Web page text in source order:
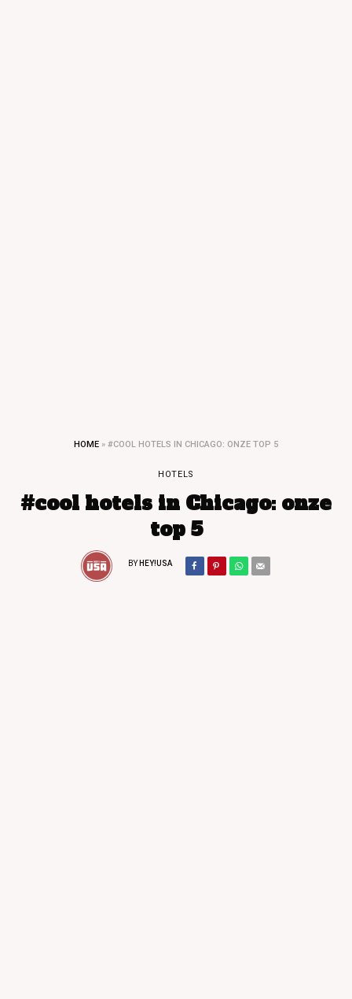
HOME» #COOL HOTELS IN CHICAGO: ONZE TOP 5
HOTELS
#cool hotels in Chicago: onze
top 5
BY HEY!USA